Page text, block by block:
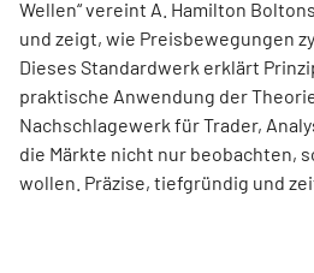
Wellen“ vereint A. Hamilton
und zeigt, wie Preisbewegungen
Dieses Standardwerk erklärt
praktische Anwendung der
Nachschlagewerk für Trader,
die Märkte nicht nur beobachten,
wollen. Präzise, tiefgründig und